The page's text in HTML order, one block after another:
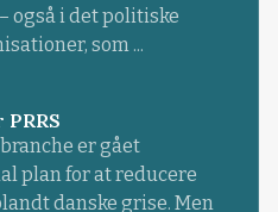
også i det politiske
som ...
er gået
plan for at reducere
danske grise. Men